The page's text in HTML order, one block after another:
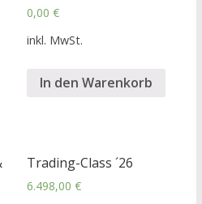
0,00€
inkl. MwSt.
In den Warenkorb
Trading-Class ´26
6.498,00€